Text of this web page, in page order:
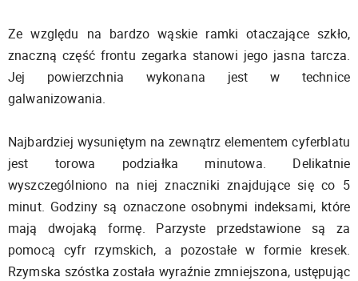
Ze względu na bardzo wąskie ramki otaczające szkło,
znaczną część frontu zegarka stanowi jego jasna tarcza.
Jej powierzchnia wykonana jest w technice
galwanizowania.
Najbardziej wysuniętym na zewnątrz elementem cyferblatu
jest torowa podziałka minutowa. Delikatnie
wyszczególniono na niej znaczniki znajdujące się co 5
minut. Godziny są oznaczone osobnymi indeksami, które
mają dwojaką formę. Parzyste przedstawione są za
pomocą cyfr rzymskich, a pozostałe w formie kresek.
Rzymska szóstka została wyraźnie zmniejszona, ustępując